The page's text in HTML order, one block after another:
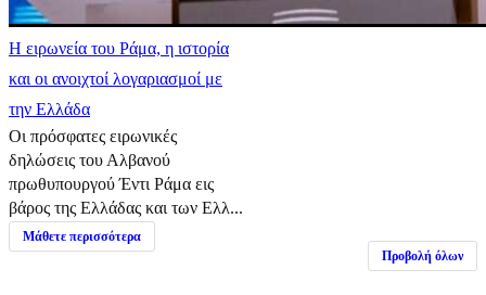
Η ειρωνεία του Ράμα, η ιστορία
και οι ανοιχτοί λογαριασμοί με
την Ελλάδα
Οι πρόσφατες ειρωνικές
δηλώσεις του Αλβανού
πρωθυπουργού Έντι Ράμα εις
βάρος της Ελλάδας και των Ελλ...
Μάθετε περισσότερα
Προβολή όλων